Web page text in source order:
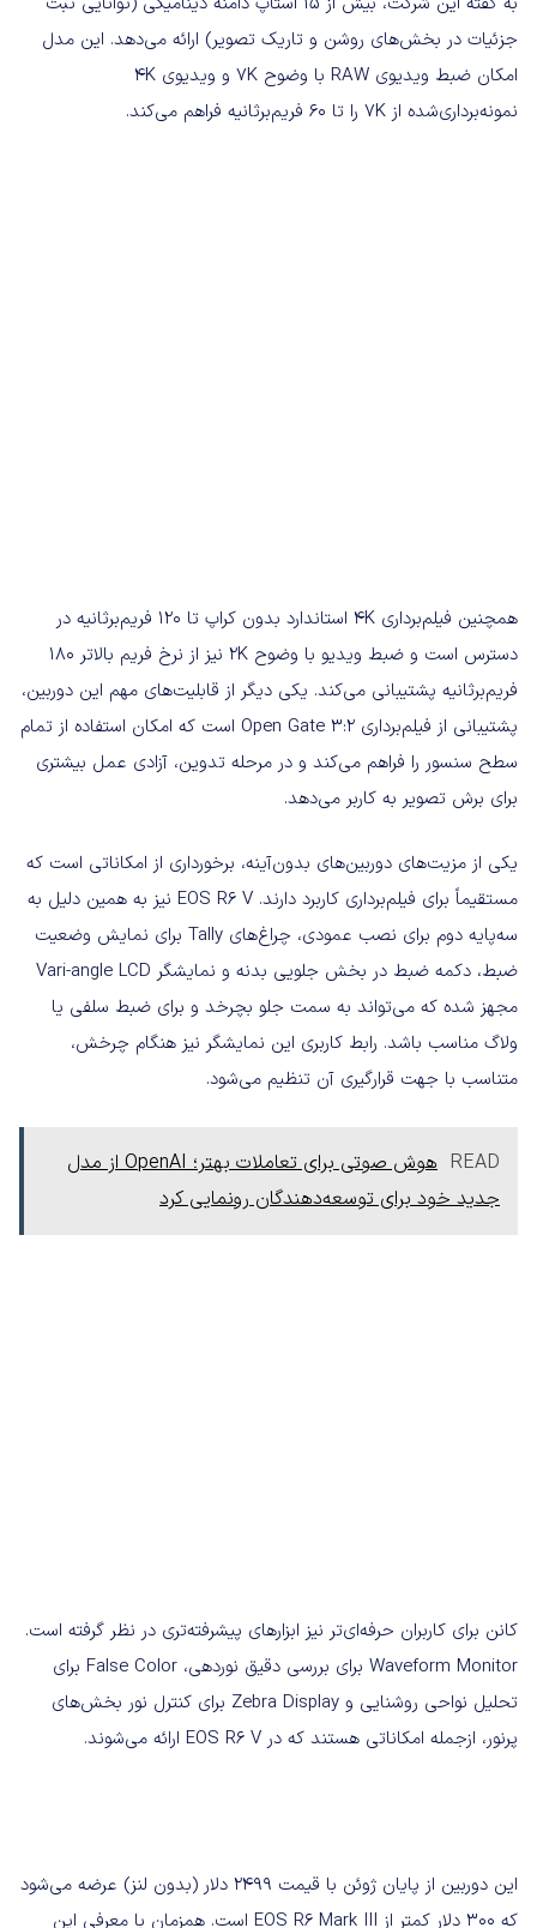
جزئیات در بخش‌های روشن و تاریک تصویر) ارائه می‌دهد. این مدل
امکان ضبط ویدیوی RAW با وضوح 7K و ویدیوی 4K
نمونه‌برداری‌شده از 7K را تا ۶۰ فریم‌برثانیه فراهم می‌کند.
همچنین فیلم‌برداری 4K استاندارد بدون کراپ تا ۱۲۰ فریم‌برثانیه در
دسترس است و ضبط ویدیو با وضوح 2K نیز از نرخ فریم بالاتر ۱۸۰
فریم‌برثانیه پشتیبانی می‌کند. یکی دیگر از قابلیت‌های مهم این دوربین،
پشتیبانی از فیلم‌برداری Open Gate 3:2 است که امکان استفاده از تمام
سطح سنسور را فراهم می‌کند و در مرحله تدوین، آزادی عمل بیشتری
برای برش تصویر به کاربر می‌دهد.
یکی از مزیت‌های دوربین‌های بدون‌آینه، برخورداری از امکاناتی است که
مستقیماً برای فیلم‌برداری کاربرد دارند. EOS R6 V نیز به همین دلیل به
سه‌پایه دوم برای نصب عمودی، چراغ‌های Tally برای نمایش وضعیت
ضبط، دکمه ضبط در بخش جلویی بدنه و نمایشگر Vari-angle LCD
مجهز شده که می‌تواند به سمت جلو بچرخد و برای ضبط سلفی یا
ولاگ‌ مناسب باشد. رابط کاربری این نمایشگر نیز هنگام چرخش،
متناسب با جهت قرارگیری آن تنظیم می‌شود.
READ
هوش صوتی برای تعاملات بهتر؛ OpenAI از مدل
جدید خود برای توسعه‌دهندگان رونمایی کرد
کانن برای کاربران حرفه‌ای‌تر نیز ابزارهای پیشرفته‌تری در نظر گرفته است.
Waveform Monitor برای بررسی دقیق نوردهی، False Color برای
تحلیل نواحی روشنایی و Zebra Display برای کنترل نور بخش‌های
پرنور، ازجمله امکاناتی هستند که در EOS R6 V ارائه می‌شوند.
این دوربین از پایان ژوئن با قیمت ۲۴۹۹ دلار (بدون لنز) عرضه می‌شود
که ۳۰۰ دلار کمتر از EOS R6 Mark III است. همزمان با معرفی این